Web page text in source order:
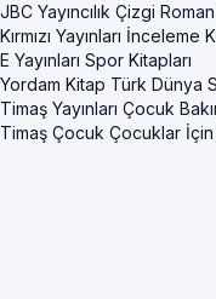
JBC Yayıncılık Çizgi
Kırmızı Yayınları İnceleme
E Yayınları Spor Kitapları
Yordam Kitap Türk Dünya
Timaş Yayınları Çocuk
Timaş Çocuk Çocuklar İçin